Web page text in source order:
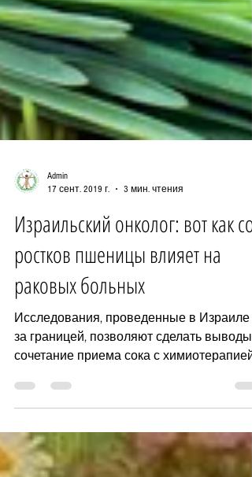
17 сент. 2019 г.
3 мин. чтения
Израильский онколог: вот как сок
ростков пшеницы влияет на
раковых больных
Исследования, проведенные в Израиле и